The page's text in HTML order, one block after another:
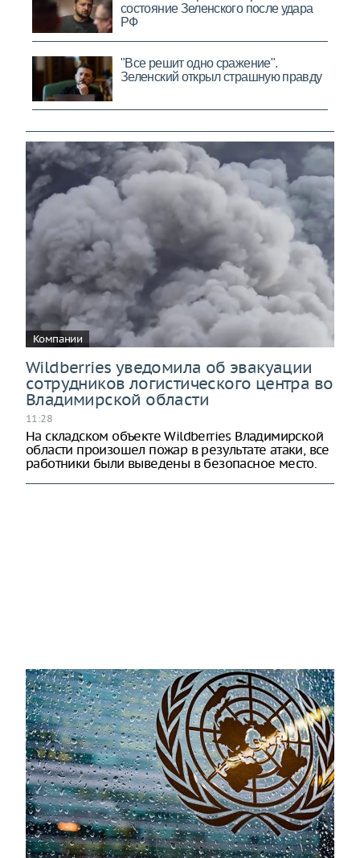
Компании
Wildberries уведомила об эвакуации
сотрудников логистического центра во
Владимирской области
11:28
На складском объекте Wildberries Владимирской
области произошел пожар в результате атаки, все
работники были выведены в безопасное место.